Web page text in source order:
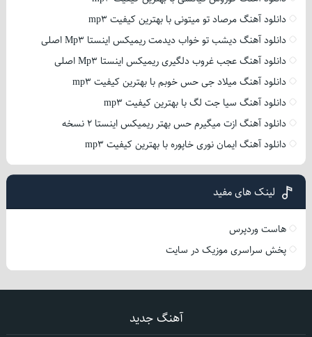
دانلود آهنگ مرصاد تو میتونی با بهترین کیفیت mp3
دانلود آهنگ دیشب تو خواب دیدمت ریمیکس اینستا Mp3 اصلی
دانلود آهنگ عجب غروب دلگیری ریمیکس اینستا Mp3 اصلی
دانلود آهنگ میلاد جی حس خوبم با بهترین کیفیت mp3
دانلود آهنگ سیا جت لگ با بهترین کیفیت mp3
دانلود آهنگ ازت میگیرم حس بهتر ریمیکس اینستا 2 نسخه
دانلود آهنگ ایمان نوری خاپوره با بهترین کیفیت mp3
لینک های مفید
هاست وردپرس
پخش سراسری موزیک در سایت
آهنگ جدید